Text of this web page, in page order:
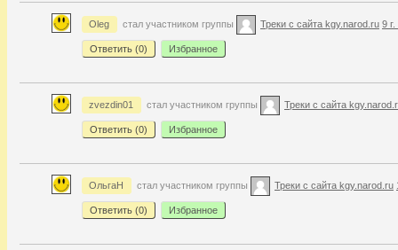
Oleg стал участником группы Треки с сайта kgy.narod.ru 9
Ответить (0) Избранное
zvezdin01 стал участником группы Треки с сайта
Ответить (0) Избранное
ОльгаН стал участником группы Треки с сайта kgy.narod.ru
Ответить (0) Избранное